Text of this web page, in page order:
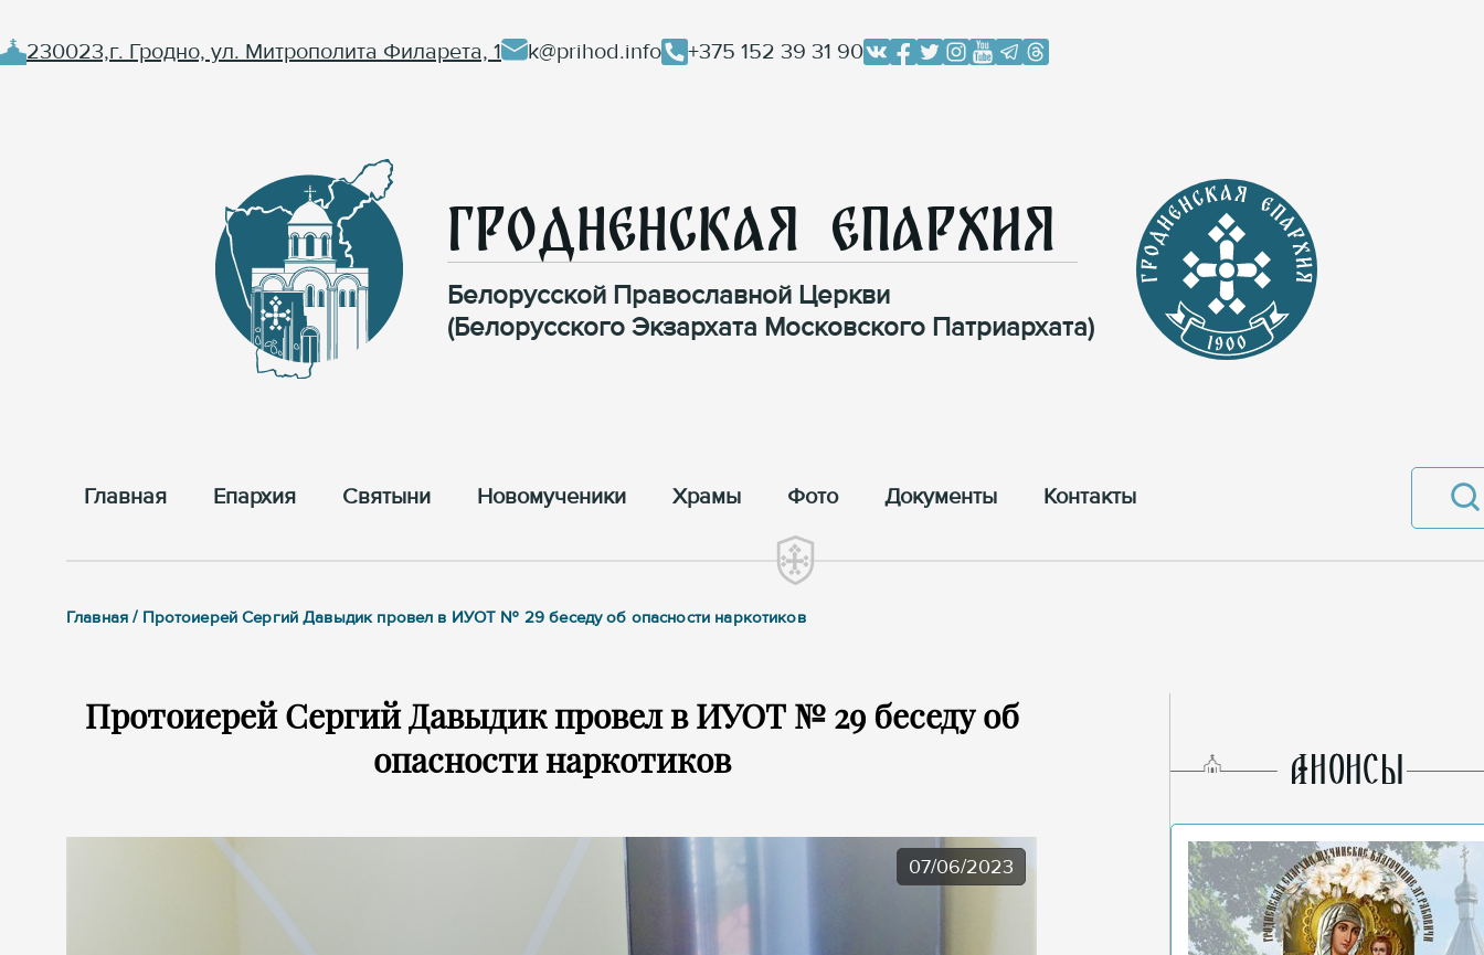
230023,г. Гродно, ул. Митрополита Филарета, 1 k@prihod.info +375 152 39 31 90
Гродненская Епархия
Белорусской Православной Церкви
(Белорусского Экзархата Московского Патриархата)
Главная Епархия Cвятыни Новомученики Храмы Фото Документы Контакты
Главная / Протоиерей Сергий Давыдик провел в ИУОТ № 29 беседу об опасности наркотиков
Протоиерей Сергий Давыдик провел в ИУОТ № 29 беседу об
опасности наркотиков
07/06/2023
AНОНСЫ